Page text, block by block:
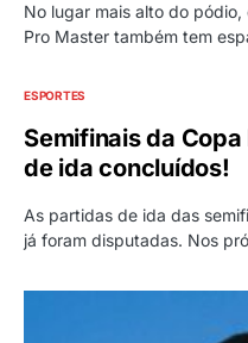
No lugar mais alto do
Pro Master também tem
ESPORTES
Semifinais da
de ida concluídos!
As partidas de ida das
já foram disputadas. Nos